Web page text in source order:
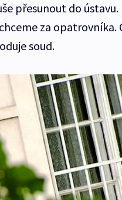
přesunout do
za opatrovníka.
soud.